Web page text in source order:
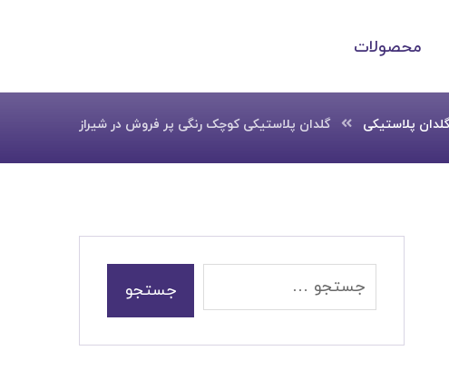
محصولات
گلدان پلاستیکی گلدان پلاستیکی کوچک رنگی پر فروش در شیراز